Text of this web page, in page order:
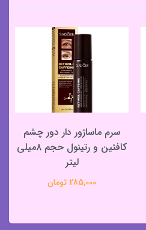
سرم ماساژور دار دور چشم
کافئین و رتینول حجم ۸میلی
لیتر
285,000 تومان